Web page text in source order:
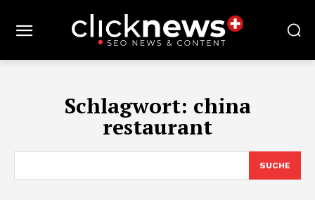
Schlagwort: china
restaurant
SUCHE